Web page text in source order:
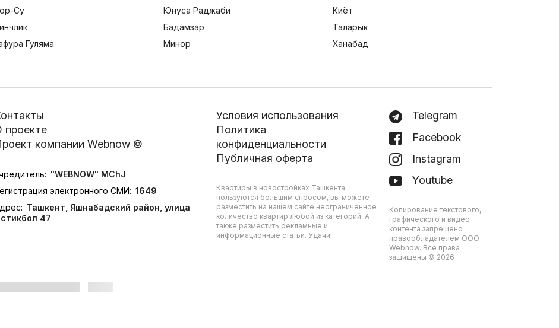
Су
Гуляма
Юнуса Раджаби
Бадамзар
Минор
Киёт
Таларык
Ханабад
проекте
компании Webnow ©
"WEBNOW" MChJ
электронного СМИ: 1649
Ташкент, Яшнабадский район, улица
47
Условия использования
Политика
конфиденциальности
Публичная оферта
Квартиры в новостройках Ташкента
пользуются большим спросом, вы можете
разместить на нашем сайте неограниченное
количество квартир любой из категорий. А
также разместить рекламные и
информационные статьи. Удачи!
Telegram
Facebook
Instagram
Youtube
Копирование текстового,
графического и видео
контента запрещено
правообладателем ООО
Webnow. Все права
защищены © 2026